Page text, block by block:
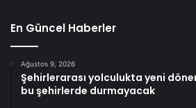
En Güncel Haberler
Ağustos 9, 2026
Şehirlerarası yolculukta yeni
bu şehirlerde durmayacak